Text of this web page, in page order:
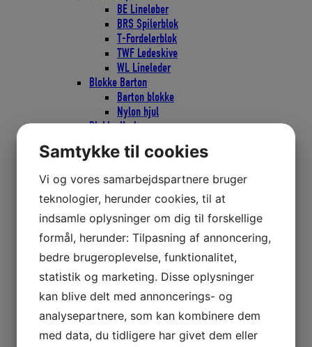
BE Lineløber
BRS Spilerblok
T-Fordelerblok
TWF Ledeskive
WL Lineleder
Blokke Barton
Barton blokke
Nylon hjul
Blokke Harken
Black Magic Blokke
Black Magic Blokke 45mm
Black Magic Blokke 75mm
CARBO AIR Blokke
CARBO AIR Blokke 29mm
CARBO AIR Blokke 40mm
CARBO AIR Blokke 57mm
CARBO AIR Blokke 75mm
CARBO Ratchamatic Skraldeblokke
CARBO Ratchamatic Skraldeblokke
57mm
CARBO Ratchamatic Skraldeblokke
75mm
Samtykke til cookies
Vi og vores samarbejdspartnere bruger
teknologier, herunder cookies, til at
indsamle oplysninger om dig til forskellige
formål, herunder: Tilpasning af annoncering,
bedre brugeroplevelse, funktionalitet,
statistik og marketing. Disse oplysninger
kan blive delt med annoncerings- og
analysepartnere, som kan kombinere dem
med data, du tidligere har givet dem eller